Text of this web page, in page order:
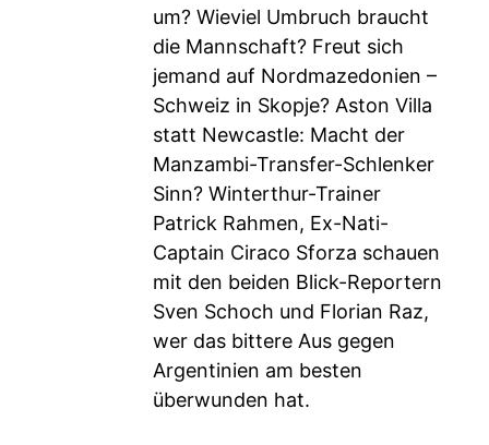
um? Wieviel Umbruch braucht
die Mannschaft? Freut sich
jemand auf Nordmazedonien –
Schweiz in Skopje? Aston Villa
statt Newcastle: Macht der
Manzambi-Transfer-Schlenker
Sinn? Winterthur-Trainer
Patrick Rahmen, Ex-Nati-
Captain Ciraco Sforza schauen
mit den beiden Blick-Reportern
Sven Schoch und Florian Raz,
wer das bittere Aus gegen
Argentinien am besten
überwunden hat.